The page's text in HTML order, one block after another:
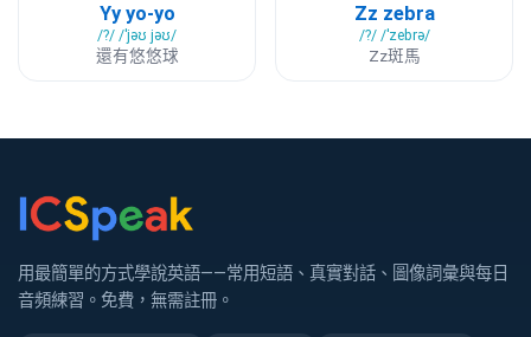
Yy yo-yo
/?/ /ˈjəʊ jəʊ/
還有悠悠球
Zz zebra
/?/ /ˈzebrə/
Zz斑馬
用最簡單的方式學說英語——常用短語、真實對話、圖像詞彙與每日
音頻練習。免費，無需註冊。